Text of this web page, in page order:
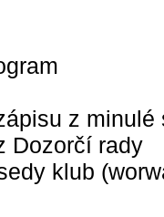
z
Dozorčí rady
klub